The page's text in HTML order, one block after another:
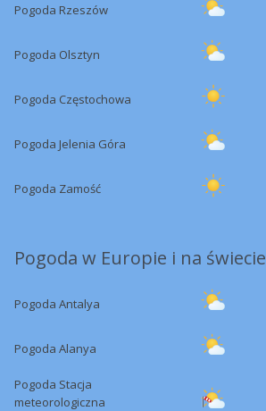
Pogoda Rzeszów
Pogoda Olsztyn
Pogoda Częstochowa
Pogoda Jelenia Góra
Pogoda Zamość
Pogoda w Europie i na świecie
Pogoda Antalya
Pogoda Alanya
Pogoda Stacja
meteorologiczna